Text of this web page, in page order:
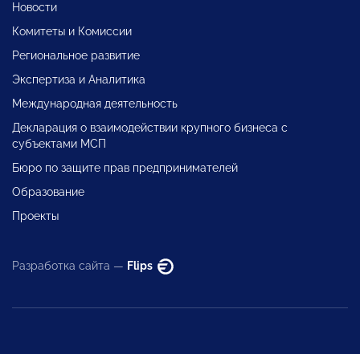
Новости
Комитеты и Комиссии
Региональное развитие
Экспертиза и Аналитика
Международная деятельность
Декларация о взаимодействии крупного бизнеса с
субъектами МСП
Бюро по защите прав предпринимателей
Образование
Проекты
Разработка сайта — Flips